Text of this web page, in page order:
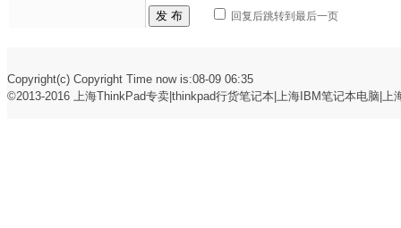
发 布 回复后跳转到最后一页
Copyright(c) Copyright Time now is:08-09 06:35
©2013-2016 上海ThinkPad专卖|thinkpad行货笔记本|上海IBM笔记本电脑|上